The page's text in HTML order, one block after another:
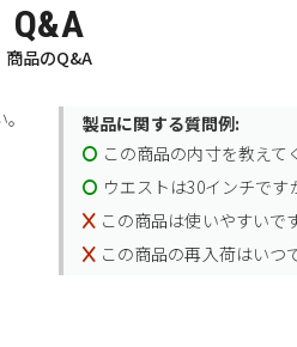
Q&A
商品のQ&A
製品に関する質問例:
この商品の内寸を教えて
ウエストは30インチで
この商品は使いやすいで
この商品の再入荷はいつ